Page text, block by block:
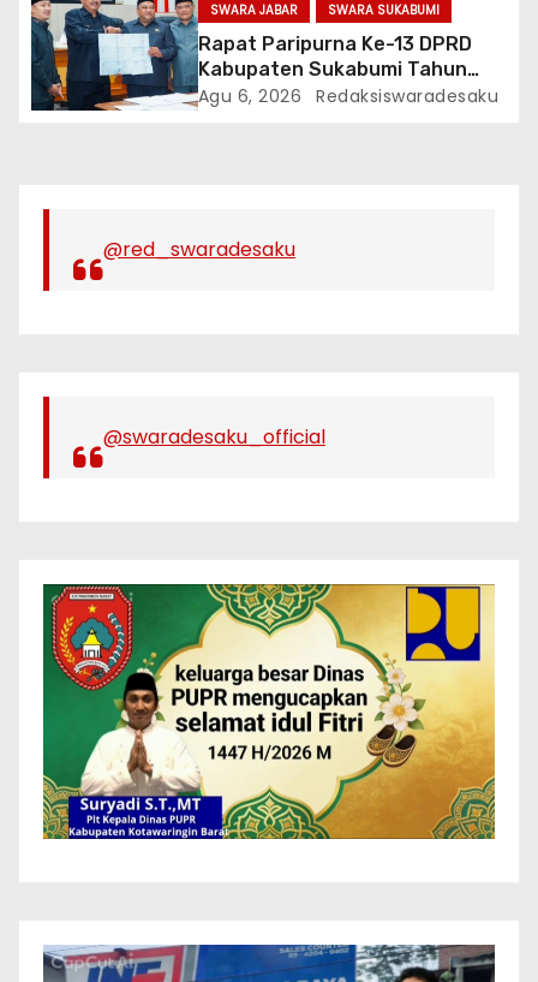
SWARA JABAR
SWARA SUKABUMI
Rapat Paripurna Ke-13 DPRD
Kabupaten Sukabumi Tahun
Sidang 2026
Agu 6, 2026 Redaksiswaradesaku
@red_swaradesaku
@swaradesaku_official